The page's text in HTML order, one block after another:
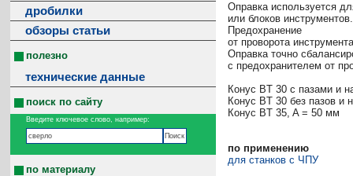
дробилки
обзоры статьи
полезно
технические данные
поиск по сайту
Введите ключевое слово, например:
по материалу
Оправка используется
или блоков
Предохранение
от проворота
Оправка точно
с предохранителем от
Конус BT 30 с пазами и
Конус BT 30 без пазов и
Конус BT 35, A = 50 мм
по применению
для станков с ЧПУ